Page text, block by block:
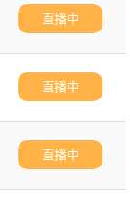
直播中
直播中
直播中